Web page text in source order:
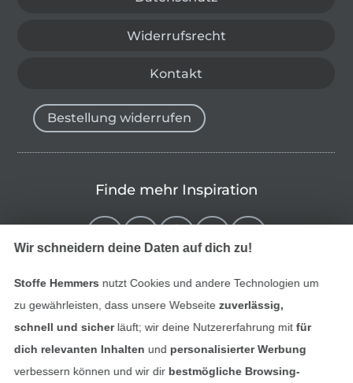
Widerrufsrecht
Kontakt
Bestellung widerrufen
Finde mehr Inspiration
Wir schneidern deine Daten auf dich zu!
Stoffe Hemmers nutzt Cookies und andere Technologien um
zu gewährleisten, dass unsere Webseite zuverlässig,
schnell und sicherläuft; wir deine Nutzererfahrung mitfür
dich relevanten Inhalten und personalisierter Werbung
verbessern können und wir dir bestmögliche Browsing-